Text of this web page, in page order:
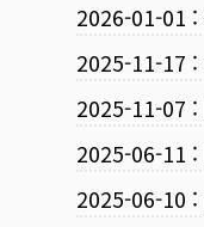
2026-01-01 :
2025-11-17 :
2025-11-07 :
2025-06-11 :
2025-06-10 :